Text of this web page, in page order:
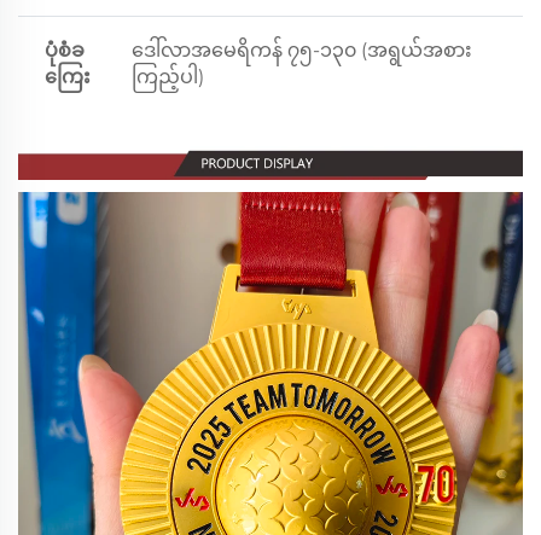
ပုံစံခ
ကြေး
ဒေါ်လာအမေရိကန် ၇၅-၁၃၀ (အရွယ်အစား
ကြည့်ပါ)